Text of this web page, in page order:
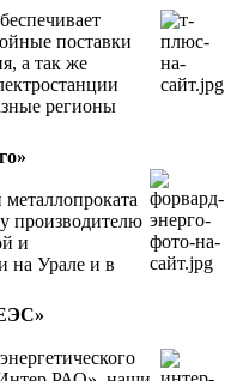
поставки
а так же
регионы
производителю
и
на Урале и в